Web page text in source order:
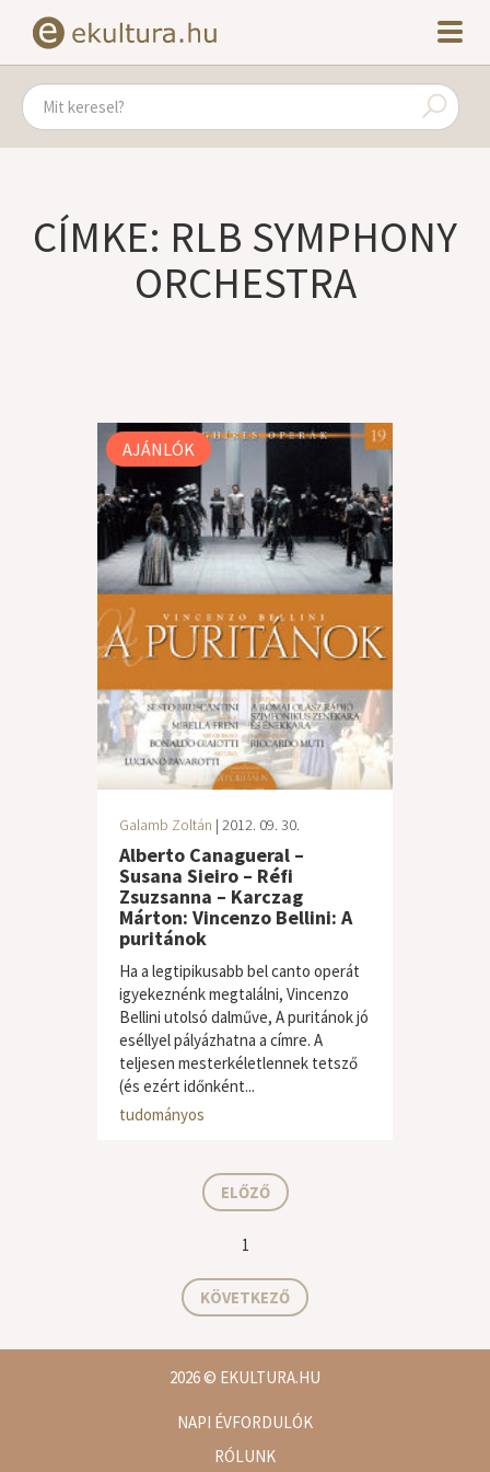
CÍMKE: RLB SYMPHONY
ORCHESTRA
AJÁNLÓK
Galamb Zoltán | 2012. 09. 30.
Alberto Canagueral –
Susana Sieiro – Réfi
Zsuzsanna – Karczag
Márton: Vincenzo Bellini: A
puritánok
Ha a legtipikusabb bel canto operát
igyekeznénk megtalálni, Vincenzo
Bellini utolsó dalműve, A puritánok jó
eséllyel pályázhatna a címre. A
teljesen mesterkéletlennek tetsző
(és ezért időnként...
klasszikus zene,ismeretterjesztő /
tudományos
ELŐZŐ
1
KÖVETKEZŐ
2026© EKULTURA.HU
NAPI ÉVFORDULÓK
RÓLUNK